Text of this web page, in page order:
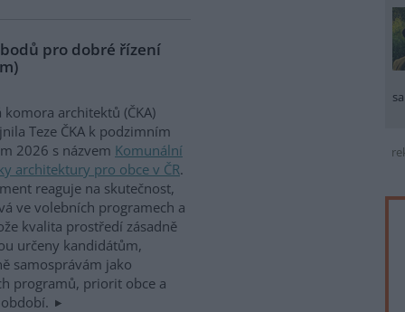
pro dobré řízení
komora architektů (ČKA)
Teze ČKA k podzimním
2026 s názvem Komunální
architektury pro obce v ČR.
reaguje na skutečnost,
ve volebních programech a
kvalita prostředí zásadně
určeny kandidátům,
samosprávám jako
programů, priorit obce a